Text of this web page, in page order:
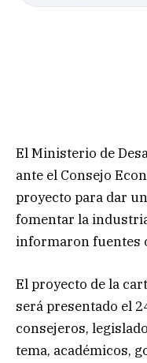
El Ministerio de
ante el Consejo
proyecto para dar
fomentar la
informaron fuentes
El proyecto de la
será presentado el
consejeros,
tema, académicos,